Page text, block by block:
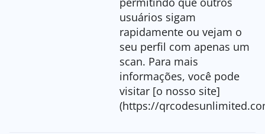
usuários sigam
rapidamente ou vejam o
seu perfil com apenas um
scan. Para mais
informações, você pode
visitar [o nosso site]
(https://